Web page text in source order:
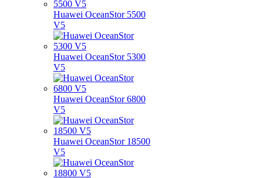
Huawei OceanStor 5500
V5
Huawei OceanStor 5300
V5
Huawei OceanStor 6800
V5
Huawei OceanStor 18500
V5